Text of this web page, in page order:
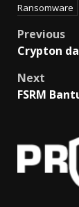
Ransomware
Post
Previous
Crypton
Next
FSRM